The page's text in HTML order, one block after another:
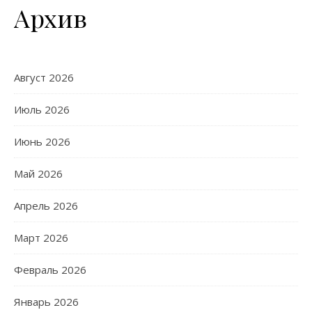
Архив
Август 2026
Июль 2026
Июнь 2026
Май 2026
Апрель 2026
Март 2026
Февраль 2026
Январь 2026